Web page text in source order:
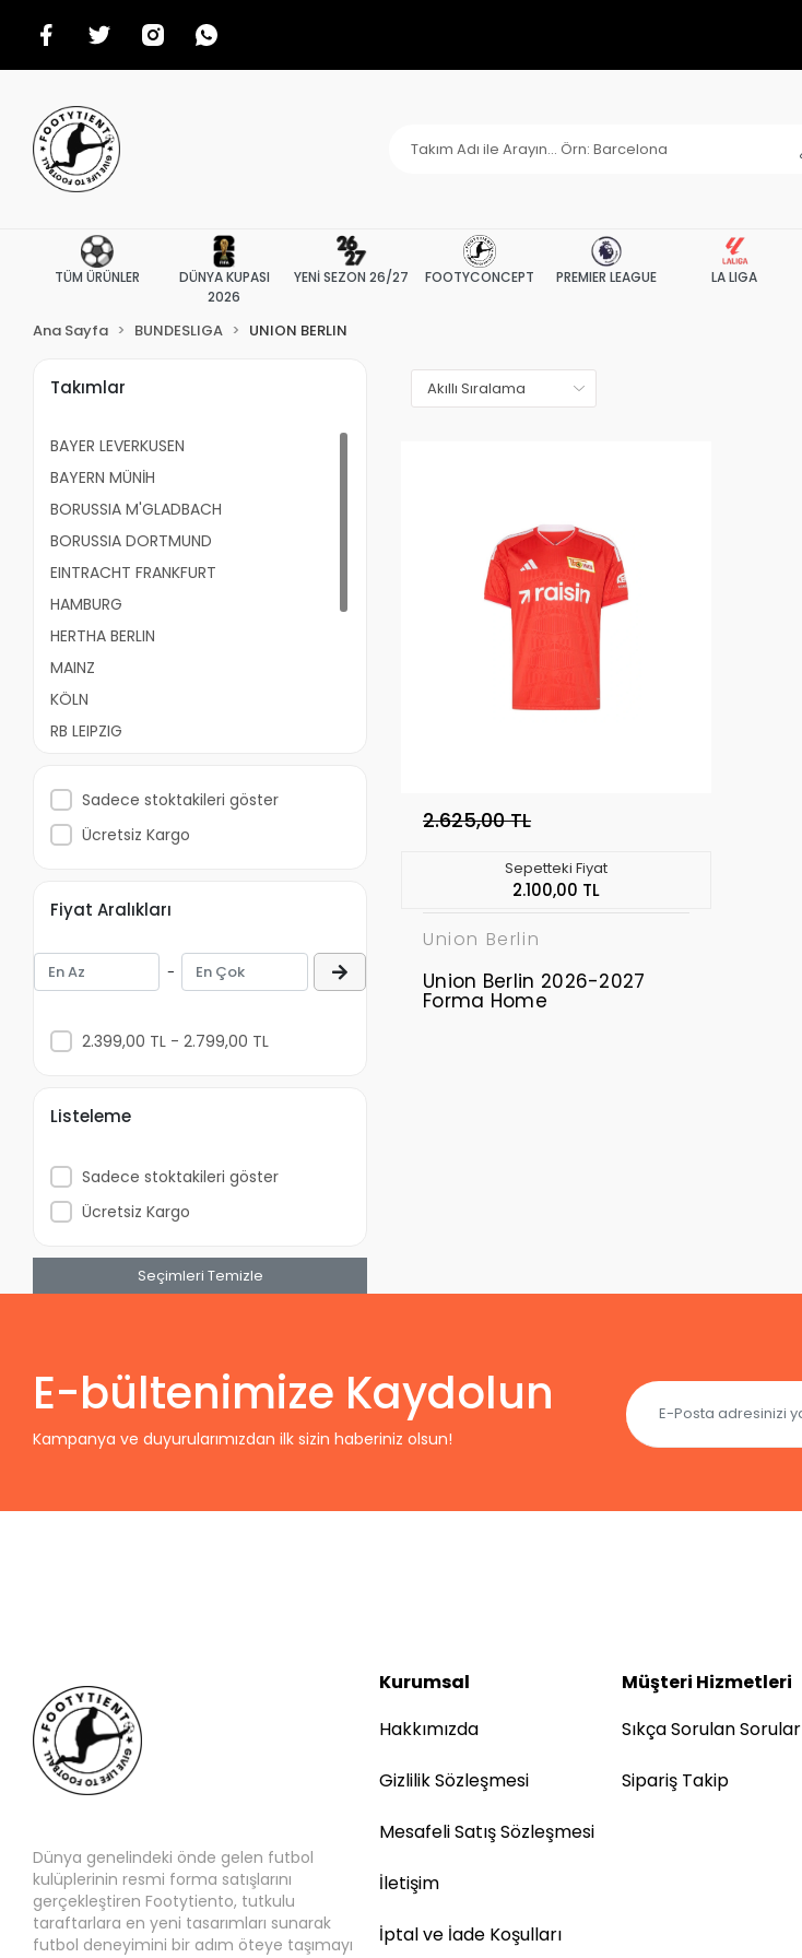
TÜM ÜRÜNLER
DÜNYA KUPASI
2026
YENİ SEZON 26/27 FOOTYCONCEPT PREMIER LEAGUE LA LIGA
Ana Sayfa BUNDESLIGA UNION BERLIN
Takımlar
BAYER LEVERKUSEN
BAYERN MÜNİH
BORUSSIA M'GLADBACH
BORUSSIA DORTMUND
EINTRACHT FRANKFURT
HAMBURG
HERTHA BERLIN
MAINZ
KÖLN
RB LEIPZIG
STUTTGART
UNION BERLIN
DİĞER ALMANYA KULÜPLERİ
Sadece stoktakileri göster
Ücretsiz Kargo
Fiyat Aralıkları
-
2.399,00 TL - 2.799,00 TL
Listeleme
Sadece stoktakileri göster
Ücretsiz Kargo
Seçimleri Temizle
2.625,00 TL
Sepetteki Fiyat
2.100,00 TL
Union Berlin
Union Berlin 2026-2027
Forma Home
E-bültenimize Kaydolun
Kampanya ve duyurularımızdan ilk sizin haberiniz olsun!
Dünya genelindeki önde gelen futbol
kulüplerinin resmi forma satışlarını
gerçekleştiren Footytiento, tutkulu
taraftarlara en yeni tasarımları sunarak
futbol deneyimini bir adım öteye taşımayı
Kurumsal
Hakkımızda
Gizlilik Sözleşmesi
Mesafeli Satış Sözleşmesi
İletişim
İptal ve İade Koşulları
Müşteri Hizmetleri
Sıkça Sorulan Sorular
Sipariş Takip